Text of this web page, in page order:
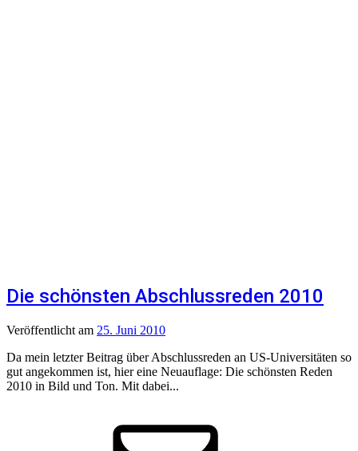
Die schönsten Abschlussreden 2010
Veröffentlicht am 25. Juni 2010
Da mein letzter Beitrag über Abschlussreden an US-Universitäten so
gut angekommen ist, hier eine Neuauflage: Die schönsten Reden
2010 in Bild und Ton. Mit dabei...